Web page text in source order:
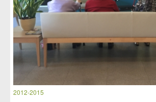
2012-2015